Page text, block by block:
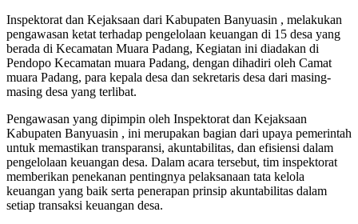
Inspektorat dan Kejaksaan dari Kabupaten Banyuasin , melakukan
pengawasan ketat terhadap pengelolaan keuangan di 15 desa yang
berada di Kecamatan Muara Padang, Kegiatan ini diadakan di
Pendopo Kecamatan muara Padang, dengan dihadiri oleh Camat
muara Padang, para kepala desa dan sekretaris desa dari masing-
masing desa yang terlibat.
Pengawasan yang dipimpin oleh Inspektorat dan Kejaksaan
Kabupaten Banyuasin , ini merupakan bagian dari upaya pemerintah
untuk memastikan transparansi, akuntabilitas, dan efisiensi dalam
pengelolaan keuangan desa. Dalam acara tersebut, tim inspektorat
memberikan penekanan pentingnya pelaksanaan tata kelola
keuangan yang baik serta penerapan prinsip akuntabilitas dalam
setiap transaksi keuangan desa.